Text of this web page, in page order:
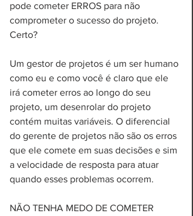
pode cometer ERROS para não
comprometer o sucesso do projeto.
Certo?
Um gestor de projetos é um ser humano
como eu e como você é claro que ele
irá cometer erros ao longo do seu
projeto, um desenrolar do projeto
contém muitas variáveis. O diferencial
do gerente de projetos não são os erros
que ele comete em suas decisões e sim
a velocidade de resposta para atuar
quando esses problemas ocorrem.
NÃO TENHA MEDO DE COMETER